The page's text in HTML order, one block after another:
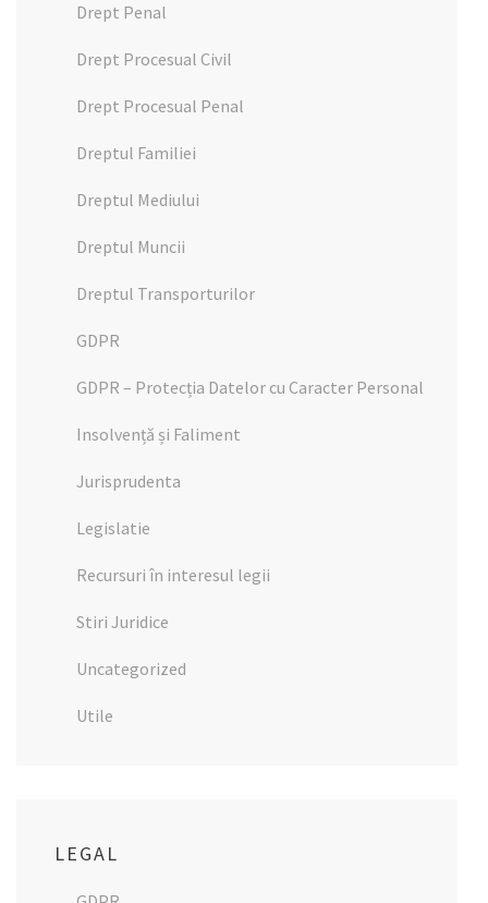
Drept Penal
Drept Procesual Civil
Drept Procesual Penal
Dreptul Familiei
Dreptul Mediului
Dreptul Muncii
Dreptul Transporturilor
GDPR
GDPR – Protecția Datelor cu Caracter Personal
Insolvență și Faliment
Jurisprudenta
Legislatie
Recursuri în interesul legii
Stiri Juridice
Uncategorized
Utile
LEGAL